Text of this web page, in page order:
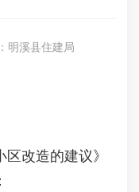
明溪县住建局
改造的建议》